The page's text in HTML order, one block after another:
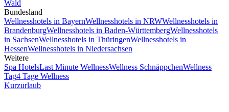
Wald
Bundesland
Wellnesshotels in BayernWellnesshotels in NRWWellnesshotels in
BrandenburgWellnesshotels in Baden-WürttembergWellnesshotels
in SachsenWellnesshotels in ThüringenWellnesshotels in
HessenWellnesshotels in Niedersachsen
Weitere
Spa HotelsLast Minute WellnessWellness SchnäppchenWellness
Tag4 Tage Wellness
Kurzurlaub